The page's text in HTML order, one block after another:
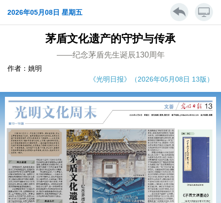
2026年05月08日 星期五
茅盾文化遗产的守护与传承
——纪念茅盾先生诞辰130周年
作者：姚明
《光明日报》（2026年05月08日 13版）